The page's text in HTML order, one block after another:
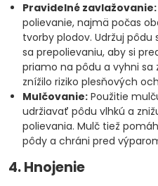
Pravidelné zavlažovanie:
polievanie, najmä počas
tvorby plodov. Udržuj
sa prepolievaniu, aby si
priamo na pôdu a vyhni sa
znížilo riziko plesňových
Mulčovanie: Použitie
udržiavať pôdu vlhkú a
polievania. Mulč tiež
pôdy a chráni pred
4. Hnojenie